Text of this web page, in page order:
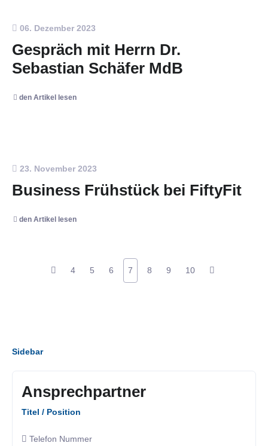
06. Dezember 2023
Gespräch mit Herrn Dr.
Sebastian Schäfer MdB
den Artikel lesen
23. November 2023
Business Frühstück bei FiftyFit
den Artikel lesen
4 5 6 7 8 9 10
Sidebar
Ansprechpartner
Titel / Position
Telefon Nummer